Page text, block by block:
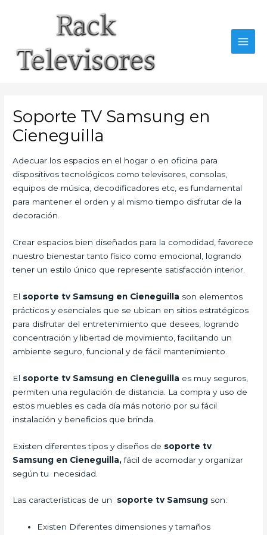
Soporte TV Samsung en
Cieneguilla
Adecuar los espacios en el hogar o en oficina para
dispositivos tecnológicos como televisores, consolas,
equipos de música, decodificadores etc, es fundamental
para mantener el orden y al mismo tiempo disfrutar de la
decoración.
Crear espacios bien diseñados para la comodidad, favorece
nuestro bienestar tanto físico como emocional, logrando
tener un estilo único que represente satisfacción interior.
El soporte tv Samsung en Cieneguilla son elementos
prácticos y esenciales que se ubican en sitios estratégicos
para disfrutar del entretenimiento que desees, logrando
concentración y libertad de movimiento, facilitando un
ambiente seguro, funcional y de fácil mantenimiento.
El soporte tv Samsung en Cieneguilla es muy seguros,
permiten una regulación de distancia. La compra y uso de
estos muebles es cada día más notorio por su fácil
instalación y beneficios que brinda.
Existen diferentes tipos y diseños de soporte tv
Samsung en Cieneguilla,fácil de acomodar y organizar
según tu necesidad.
Las características de un soporte tv Samsung son:
Existen Diferentes dimensiones y tamaños